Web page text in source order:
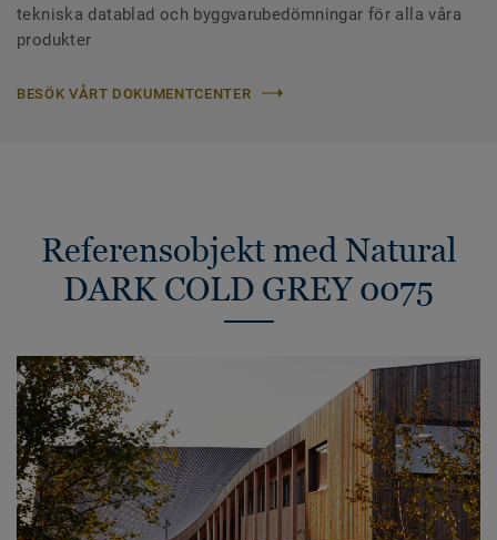
tekniska datablad och byggvarubedömningar för alla våra
produkter
BESÖK VÅRT DOKUMENTCENTER
Referensobjekt med Natural
DARK COLD GREY 0075